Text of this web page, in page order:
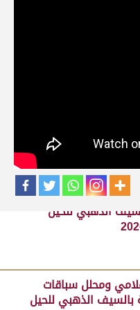
للحيل المفتوح
الذهبي للحيل
ومحلل سباقات
بالسيف الذهبي للحيل